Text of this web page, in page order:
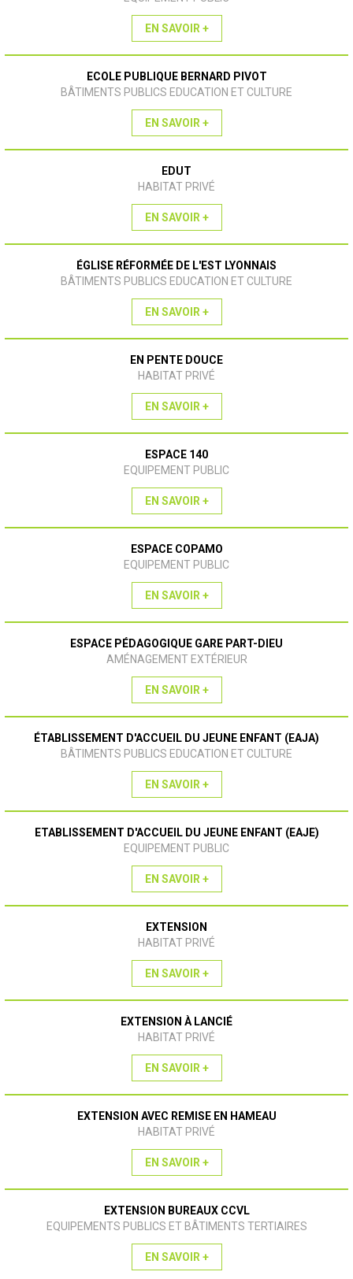
EN SAVOIR +
ECOLE PUBLIQUE BERNARD PIVOT
BÂTIMENTS PUBLICS EDUCATION ET CULTURE
EN SAVOIR +
EDUT
HABITAT PRIVÉ
EN SAVOIR +
ÉGLISE RÉFORMÉE DE L'EST LYONNAIS
BÂTIMENTS PUBLICS EDUCATION ET CULTURE
EN SAVOIR +
EN PENTE DOUCE
HABITAT PRIVÉ
EN SAVOIR +
ESPACE 140
EQUIPEMENT PUBLIC
EN SAVOIR +
ESPACE COPAMO
EQUIPEMENT PUBLIC
EN SAVOIR +
ESPACE PÉDAGOGIQUE GARE PART-DIEU
AMÉNAGEMENT EXTÉRIEUR
EN SAVOIR +
ÉTABLISSEMENT D'ACCUEIL DU JEUNE ENFANT (EAJA)
BÂTIMENTS PUBLICS EDUCATION ET CULTURE
EN SAVOIR +
ETABLISSEMENT D'ACCUEIL DU JEUNE ENFANT (EAJE)
EQUIPEMENT PUBLIC
EN SAVOIR +
EXTENSION
HABITAT PRIVÉ
EN SAVOIR +
EXTENSION À LANCIÉ
HABITAT PRIVÉ
EN SAVOIR +
EXTENSION AVEC REMISE EN HAMEAU
HABITAT PRIVÉ
EN SAVOIR +
EXTENSION BUREAUX CCVL
EQUIPEMENTS PUBLICS ET BÂTIMENTS TERTIAIRES
EN SAVOIR +